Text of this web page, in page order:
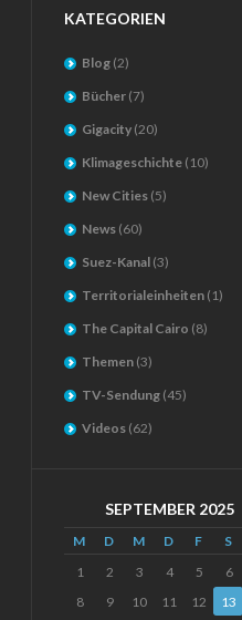
KATEGORIEN
Blog (2)
Bücher (7)
Gigacity (20)
Klimageschichte (10)
New Cities (5)
News (60)
Suez-Kanal (3)
Territorialeinheiten (1)
The Capital Cairo (8)
Themen (3)
TV-Sendung (45)
Videos (62)
SEPTEMBER 2025
M D M D F S
1
2 3 4 5 6
8
9 10 11 12 13